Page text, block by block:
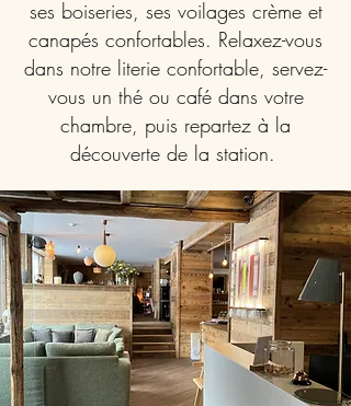
ses boiseries, ses voilages crème et
canapés confortables. Relaxez-vous
dans notre literie confortable, servez-
vous un thé ou café dans votre
chambre, puis repartez à la
découverte de la station.